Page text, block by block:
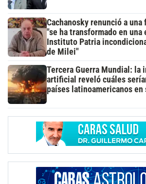
Cachanosky renunció a
"se ha transformado en una
Instituto Patria
de Milei"
Tercera Guerra Mundial: la
artificial reveló cuáles
países latinoamericanos